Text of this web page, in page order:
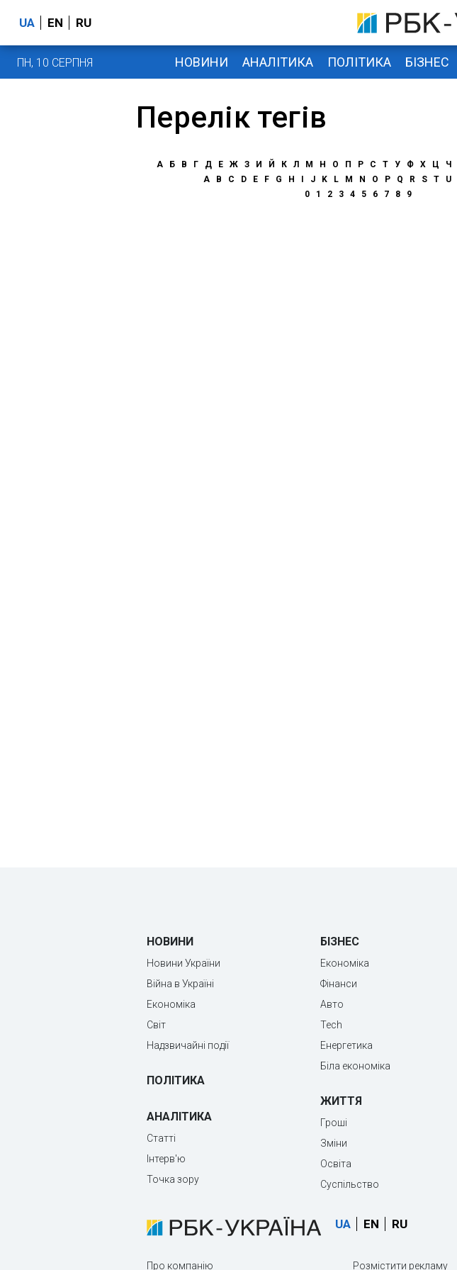
UA EN RU
ПН, 10 СЕРПНЯ НОВИНИ АНАЛІТИКА ПОЛІТИКА БІЗНЕС
Перелік тегів
А Б В Г Д Е Ж З И Й К Л М Н О П Р С Т У Ф Х Ц Ч
A
B C D E F G H J K L M N O P Q R S T U
0
1 2 3 4 5 6 7 8 9
НОВИНИ
Новини України
Війна в Україні
Економіка
Світ
Надзвичайні події
ПОЛІТИКА
АНАЛІТИКА
Статті
Інтерв'ю
Точка зору
БІЗНЕС
Економіка
Фінанси
Авто
Tech
Енергетика
Біла економіка
ЖИТТЯ
Гроші
Зміни
Освіта
Суспільство
UA EN RU
Про компанію Розмістити рекламу